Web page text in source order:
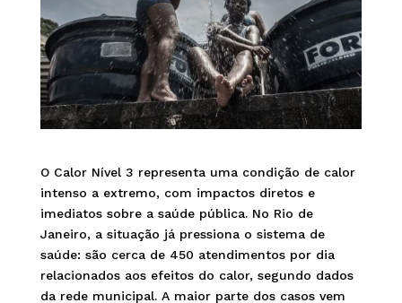
O Calor Nível 3 representa uma condição de calor
intenso a extremo, com impactos diretos e
imediatos sobre a saúde pública. No Rio de
Janeiro, a situação já pressiona o sistema de
saúde: são cerca de 450 atendimentos por dia
relacionados aos efeitos do calor, segundo dados
da rede municipal. A maior parte dos casos vem